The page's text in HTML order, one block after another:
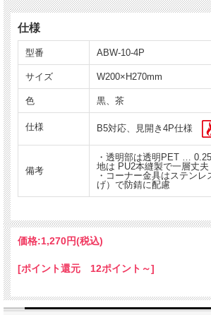
仕様
型番 ABW-10-4P
サイズ W200×H270mm
色 黒、茶
仕様 B5対応、見開き4P仕様
備考
・透明部は透明PET …
地は PU2本縫製で一層丈夫
・コーナー金具はステン
げ）で防錆に配慮
価格:1,270円(税込)
[ポイント還元 12ポイント～]